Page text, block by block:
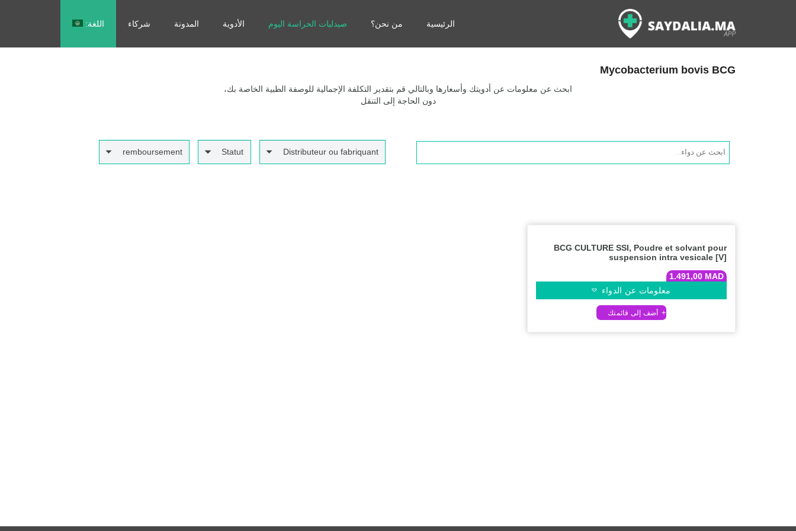
الرئيسية من نحن؟ صيدليات الحراسة اليوم الأدوية المدونة شركاء اللغة:
Mycobacterium bovis BCG
ابحث عن معلومات عن أدويتك وأسعارها وبالتالي قم بتقدير التكلفة الإجمالية للوصفة الطبية الخاصة بك،
دون الحاجة إلى التنقل
Products
search
Distributeur ou fabriquant
Statut
remboursement
BCG CULTURE SSI, Poudre et solvant pour
suspension intra vesicale [V]
1.491,00 MAD
معلومات عن الدواء